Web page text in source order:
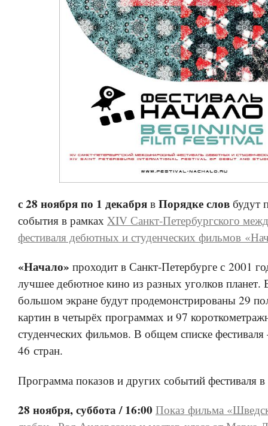
с 28 ноября по 1 декабря в Порядке слов будут
события в рамках XIV Санкт-Петербургского
фестиваля дебютных и студенческих фильмов
«Начало» проходит в Санкт-Петербурге с 2001
лучшее дебютное кино из разных уголков планет.
большом экране будут продемонстрированы 29
картин в четырёх программах и 97
студенческих фильмов. В общем списке
46 стран.
Программа показов и других событий фестиваля
28 ноября, суббота / 16:00 Показ фильма